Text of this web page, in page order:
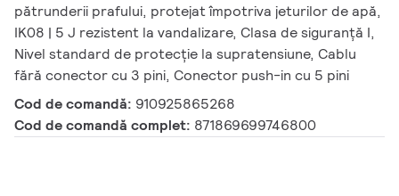
pătrunderii prafului, protejat împotriva jeturilor de apă,
IK08 | 5 J rezistent la vandalizare, Clasa de siguranță I,
Nivel standard de protecție la supratensiune, Cablu
fără conector cu 3 pini, Conector push-in cu 5 pini
Cod de comandă: 910925865268
Cod de comandă complet: 871869699746800